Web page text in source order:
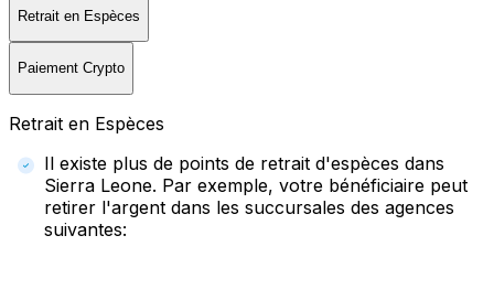
Retrait en Espèces
Paiement Crypto
Retrait en Espèces
Il existe plus de points de retrait d'espèces dans
Sierra Leone. Par exemple, votre bénéficiaire peut
retirer l'argent dans les succursales des agences
suivantes: